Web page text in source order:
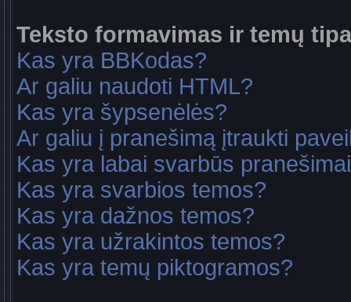
Teksto formavimas ir temų
Kas yra BBKodas?
Ar galiu naudoti HTML?
Kas yra šypsenėlės?
Ar galiu į pranešimą įtraukti
Kas yra labai svarbūs
Kas yra svarbios temos?
Kas yra dažnos temos?
Kas yra užrakintos temos?
Kas yra temų piktogramos?